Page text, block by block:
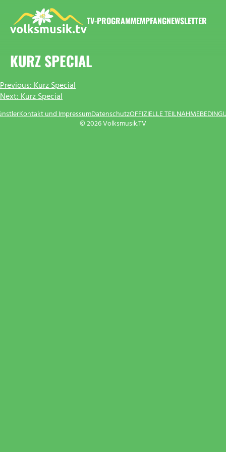
Inhalt
springen
TV-PROGRAMMEMPFANGNEWSLETTER
KURZ SPECIAL
BEITRAGSNAVIGATION
Previous:Kurz Special
Next:Kurz Special
© 2026 Volksmusik.TV
Kontakt und ImpressumDatenschutzOFFIZIELLE